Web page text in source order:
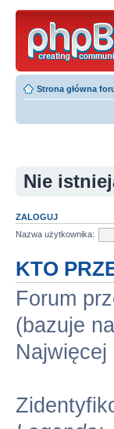
Strona główna
Nie
ZALOGUJ
Nazwa użytkownika:
KTO
Forum
(bazuje